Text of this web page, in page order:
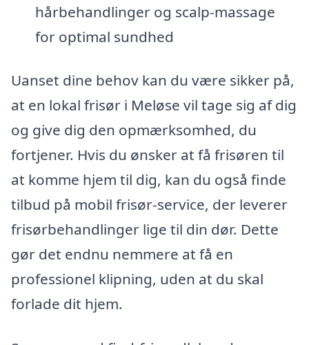
hårbehandlinger og scalp-massage
for optimal sundhed
Uanset dine behov kan du være sikker på,
at en lokal frisør i Meløse vil tage sig af dig
og give dig den opmærksomhed, du
fortjener. Hvis du ønsker at få frisøren til
at komme hjem til dig, kan du også finde
tilbud på mobil frisør-service, der leverer
frisørbehandlinger lige til din dør. Dette
gør det endnu nemmere at få en
professionel klipning, uden at du skal
forlade dit hjem.